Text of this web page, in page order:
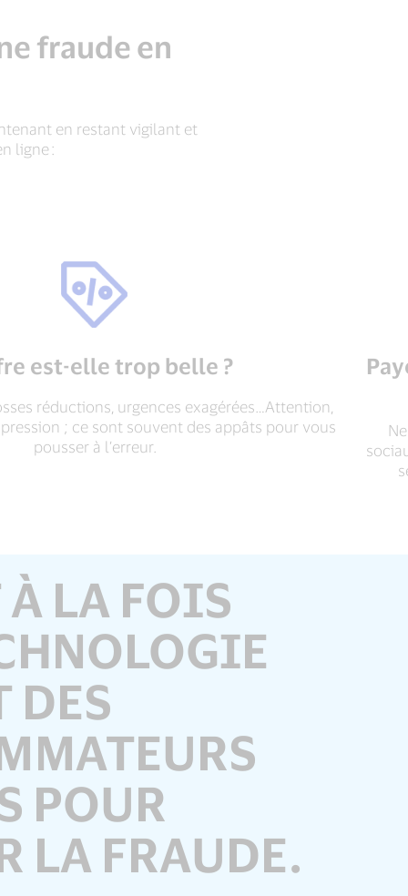
fraude en
en restant vigilant et
ligne :
est-elle trop belle ?
réductions, urgences exagérées…Attention,
pression ; ce sont souvent des appâts pour vous
pousser à l’erreur.
LA FOIS
DES
POUR
LA FRAUDE.